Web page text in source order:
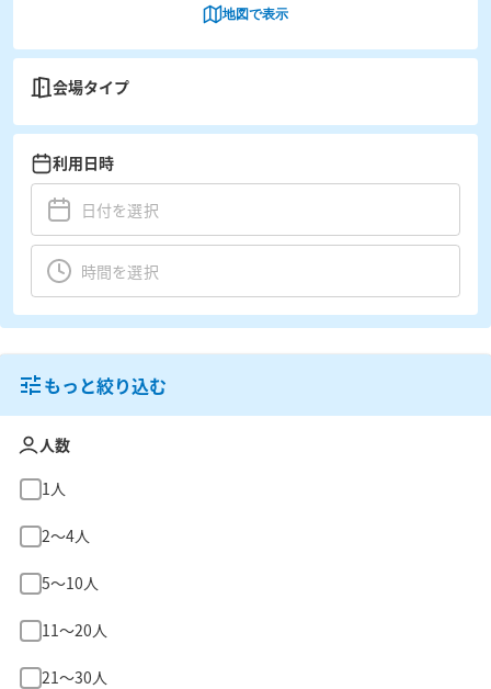
地図で表示
会場タイプ
利用日時
もっと絞り込む
人数
1人
2〜4人
5〜10人
11〜20人
21〜30人